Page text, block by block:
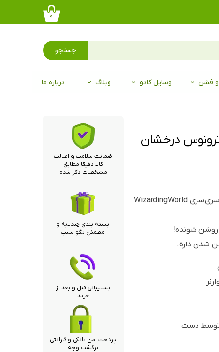
۰
جستجو
و فشن وسایل کادو وبلاگ درباره ما
درخشان
مجسمه اورجینال هری پاتر از برند enesco و سری سری WizardingWorld
روشن شونده!
توسط دست
ضمانت سلامت و اصالت
کالا دقیقا مطابق
مشخصات ذکر شده
بسته بندی چندلایه و
مطمئن بگو سیب
پشتیبانی قبل و بعد از
خرید
پرداخت امن بانکی و گارانتی
برگشت وجه